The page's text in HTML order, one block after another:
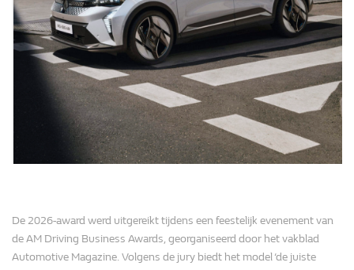
De 2026-award werd uitgereikt tijdens een feestelijk evenement van
de AM Driving Business Awards, georganiseerd door het vakblad
Automotive Magazine. Volgens de jury biedt het model ‘de juiste